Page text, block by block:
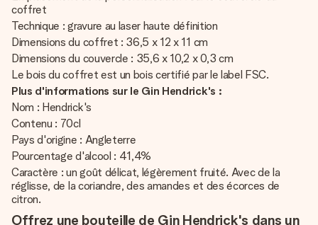
coffret
Technique : gravure au laser haute définition
Dimensions du coffret : 36,5 x 12 x 11 cm
Dimensions du couvercle : 35,6 x 10,2 x 0,3 cm
Le bois du coffret est un bois certifié par le label FSC.
Plus d'informations sur le Gin Hendrick's :
Nom : Hendrick's
Contenu : 70cl
Pays d'origine : Angleterre
Pourcentage d'alcool : 41,4%
Caractère : un goût délicat, légèrement fruité. Avec de la
réglisse, de la coriandre, des amandes et des écorces de
citron.
Offrez une bouteille de Gin Hendrick's dans un